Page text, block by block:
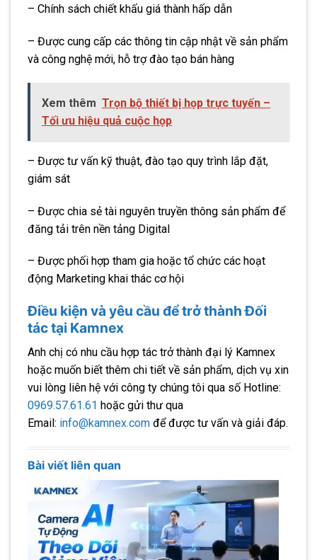
– Chính sách chiết khấu giá thành hấp dẫn
– Được cung cấp các thông tin cập nhật về sản phẩm
và công nghệ mới, hỗ trợ đào tạo bán hàng
Xem thêm Trọn bộ thiết bị họp trực tuyến –
Tối ưu hiệu quả cuộc họp
– Được tư vấn kỹ thuật, đào tạo quy trình lắp đặt,
giám sát
– Được chia sẻ tài nguyên truyền thông sản phẩm để
đăng tải trên nền tảng Digital
– Được phối hợp tham gia hoặc tổ chức các hoạt
động Marketing khai thác cơ hội
Điều kiện và yêu cầu để trở thành Đối
tác tại Kamnex
Anh chị có nhu cầu hợp tác trở thành đại lý Kamnex
hoặc muốn biết thêm chi tiết về sản phẩm, dịch vụ xin
vui lòng liên hệ với công ty chúng tôi qua số Hotline:
0969.57.61.61 hoặc gửi thư qua
Email: info@kamnex.com để được tư vấn và giải đáp.
Bài viết liên quan